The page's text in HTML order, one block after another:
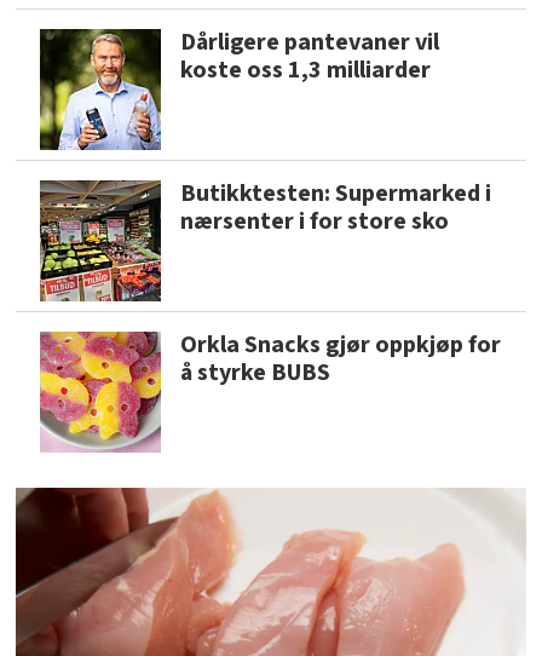
Dårligere pantevaner vil
koste oss 1,3 milliarder
Butikktesten: Supermarked i
nærsenter i for store sko
Orkla Snacks gjør oppkjøp for
å styrke BUBS